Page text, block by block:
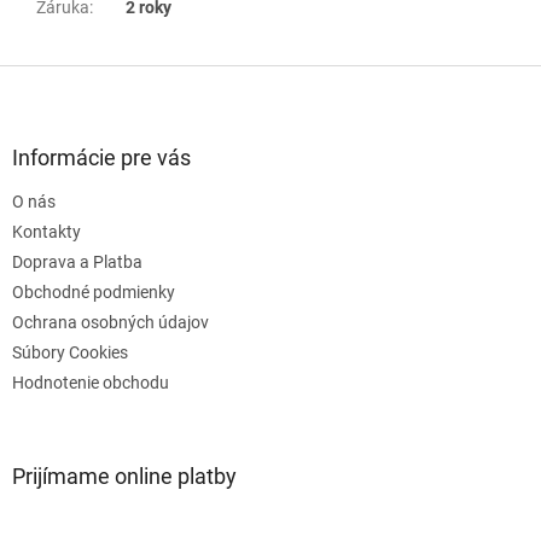
Záruka: 2 roky
Informácie pre vás
O nás
Kontakty
Doprava a Platba
Obchodné podmienky
Ochrana osobných údajov
Súbory Cookies
Hodnotenie obchodu
Prijímame online platby